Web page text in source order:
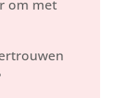
om met